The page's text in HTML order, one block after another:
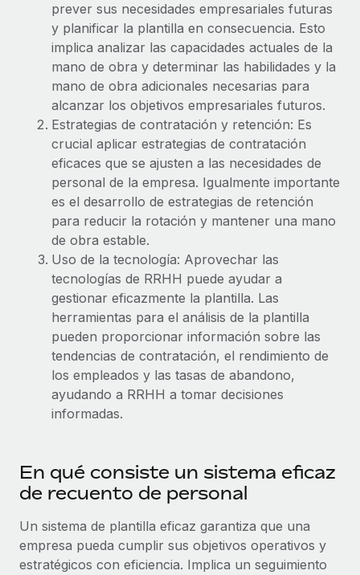
y cumplimiento normativo.
Comprobaciones de antecedentes
Simplifica los procesos de cribado de candidatos.
Cumplimiento normativo
Adelántate a los riesgos de cumplimiento
normativo.
Gestión de dispositivos
Proporciona dispositivos tecnológicos y contrólalos
Apertura de entidades
Abre entidades conforme a la legalidad enseguida.
Movilidad y reubicación
Reubica a los empleados con facilidad.
Prestaciones
Gestiona las prestaciones de los empleados sin
complicaciones.
Nómina global
EOR y PEO
Contractor Management
Impuestos
Explora el blog
BLOG
Novedades de producto de Remote:
Integraciones con Gusto y Xero y Contractor
Management Plus
La misión de Remote sigue siendo ayudar a empresas de
todos los tamaños a contratar, gestionar y...
Más información
Gestionar las nóminas internamente es complicado. Tardas
semanas en hacerlo manualmente y, al mes...
Más información
prever sus necesidades empresariales futuras
y planificar la plantilla en consecuencia. Esto
implica analizar las capacidades actuales de la
mano de obra y determinar las habilidades y la
mano de obra adicionales necesarias para
alcanzar los objetivos empresariales futuros.
Estrategias de contratación y retención: Es
crucial aplicar estrategias de contratación
eficaces que se ajusten a las necesidades de
personal de la empresa. Igualmente importante
es el desarrollo de estrategias de retención
para reducir la rotación y mantener una mano
de obra estable.
Uso de la tecnología: Aprovechar las
tecnologías de RRHH puede ayudar a
gestionar eficazmente la plantilla. Las
herramientas para el análisis de la plantilla
pueden proporcionar información sobre las
tendencias de contratación, el rendimiento de
los empleados y las tasas de abandono,
ayudando a RRHH a tomar decisiones
informadas.
En qué consiste un sistema eficaz
de recuento de personal
Un sistema de plantilla eficaz garantiza que una
empresa pueda cumplir sus objetivos operativos y
estratégicos con eficiencia. Implica un seguimiento